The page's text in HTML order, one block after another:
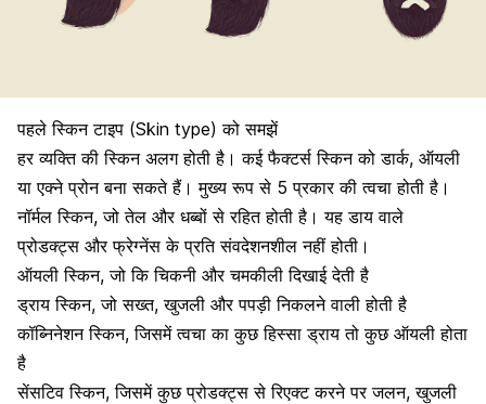
पहले स्किन टाइप (Skin type) को समझें
हर व्यक्ति की स्किन अलग होती है। कई फैक्टर्स स्किन को डार्क, ऑयली
या एक्ने प्रोन बना सकते हैं। मुख्य रूप से 5 प्रकार की त्वचा होती है।
नॉर्मल स्किन, जो तेल और धब्बों से रहित होती है। यह डाय वाले
प्रोडक्ट्स और फ्रेग्नेंस के प्रति संवदेशनशील नहीं होती।
ऑयली स्किन, जो कि चिकनी और चमकीली दिखाई देती है
ड्राय स्किन, जो सख्त, खुजली और पपड़ी निकलने वाली होती है
कॉब्निनेशन स्किन, जिसमें त्वचा का कुछ हिस्सा ड्राय तो कुछ ऑयली होता
है
सेंसटिव स्किन, जिसमें कुछ प्रोडक्ट्स से रिएक्ट करने पर जलन, खुजली